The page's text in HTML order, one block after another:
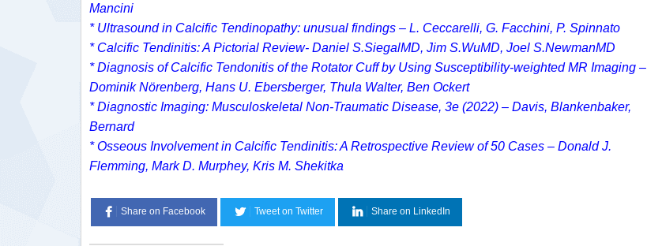
Mancini
* Ultrasound in Calcific Tendinopathy: unusual findings – L. Ceccarelli, G. Facchini, P. Spinnato
* Calcific Tendinitis: A Pictorial Review- Daniel S.SiegalMD, Jim S.WuMD, Joel S.NewmanMD
* Diagnosis of Calcific Tendonitis of the Rotator Cuff by Using Susceptibility-weighted MR Imaging –
Dominik Nörenberg, Hans U. Ebersberger, Thula Walter, Ben Ockert
* Diagnostic Imaging: Musculoskeletal Non-Traumatic Disease, 3e (2022) – Davis, Blankenbaker,
Bernard
* Osseous Involvement in Calcific Tendinitis: A Retrospective Review of 50 Cases – Donald J.
Flemming, Mark D. Murphey, Kris M. Shekitka
Share on Facebook Tweet on Twitter Share on LinkedIn